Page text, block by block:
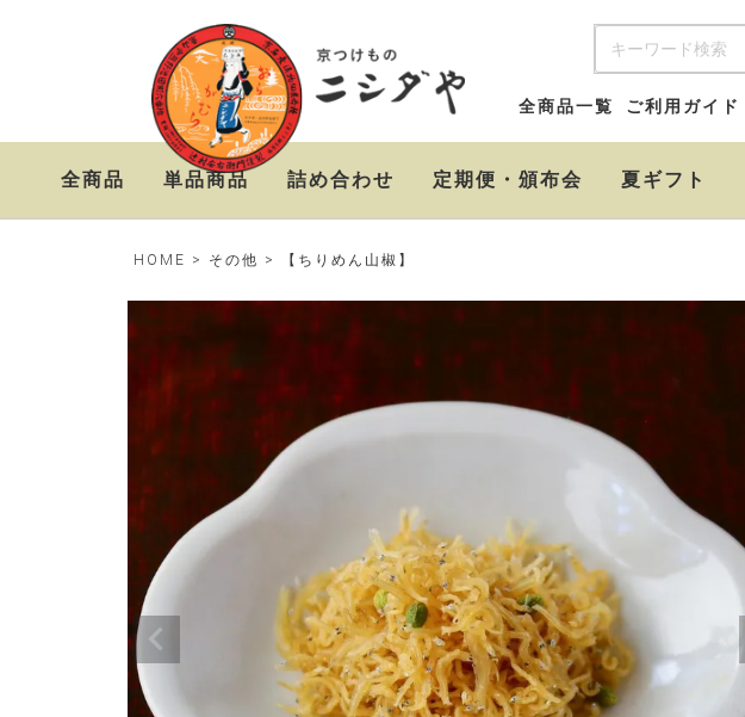
全商品一覧 ご利用ガイド
全商品 単品商品 詰め合わせ
ニシダやの定番お漬物
セット
おらがむら漬セット
お漬物＆高級茶漬けセ
ット
定期便・頒布会 夏ギフト
HOME その他 【ちりめん山椒】